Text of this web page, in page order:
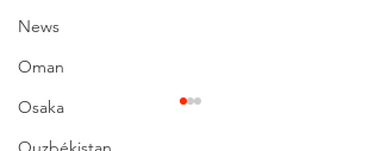
News
Oman
Osaka